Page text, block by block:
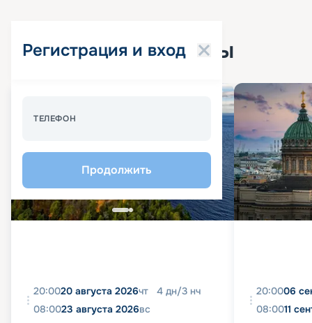
Регистрация и вход
ТЕЛЕФОН
Продолжить
Популярные круизы
20:0020 августа 2026чт 4 дн/3 нч
08:0023 августа 2026вс
20:0006
08:0011